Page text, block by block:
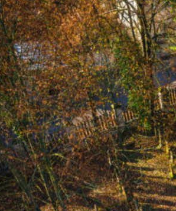
ktorá zmizla v plameňoch: 80
80. výročie vypálenia osady